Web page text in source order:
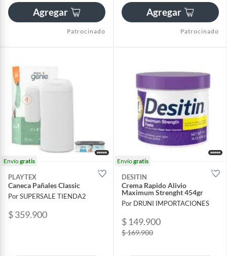
Agregar
Patrocinado
Agregar
Patrocinado
Envíogratis
PLAYTEX
Caneca Pañales Classic
Por SUPERSALE TIENDA2
$ 359.900
Envíogratis
DESITIN
Crema Rapido Alivio
Maximum Strenght 454gr
Por DRUNI IMPORTACIONES
$ 149.900
$ 169.900